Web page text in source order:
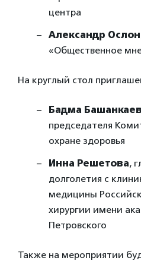
центра
Александр Ослон
«Общественное
На круглый стол
Бадма Башанкаев
председателя
охране здоровья
Инна Решетова,
долголетия с
медицины
хирургии имени
Петровского
Также на мероприятии